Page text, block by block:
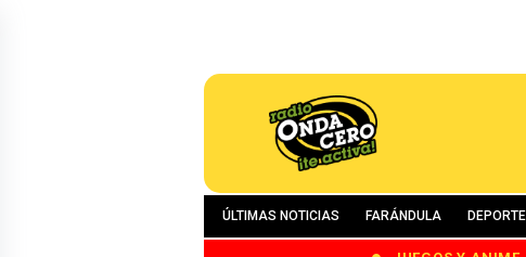
ÚLTIMAS NOTICIAS FARÁNDULA